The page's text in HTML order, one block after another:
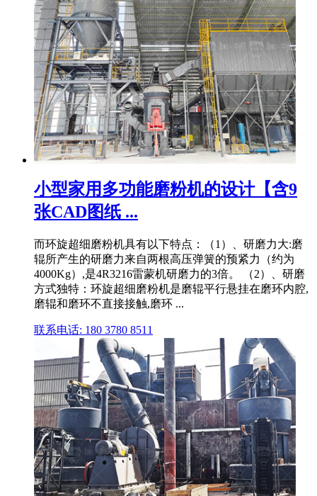
小型家用多功能磨粉机的设计【含9
张CAD图纸 ...
而环旋超细磨粉机具有以下特点：（1）、研磨力大:磨
辊所产生的研磨力来自两根高压弹簧的预紧力（约为
4000Kg）,是4R3216雷蒙机研磨力的3倍。 （2）、研磨
方式独特：环旋超细磨粉机是磨辊平行悬挂在磨环内腔,
磨辊和磨环不直接接触,磨环 ...
联系电话: 180 3780 8511